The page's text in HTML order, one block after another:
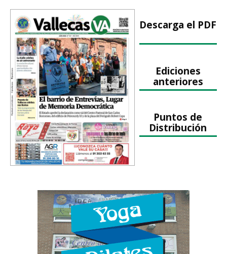
Descarga el PDF
Ediciones
anteriores
Puntos de
Distribución